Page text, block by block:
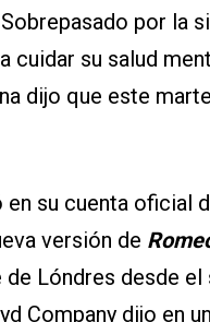
por la
cuidar su salud
dijo que este
su cuenta oficial
versión de
de Lóndres desde
Company dijo en